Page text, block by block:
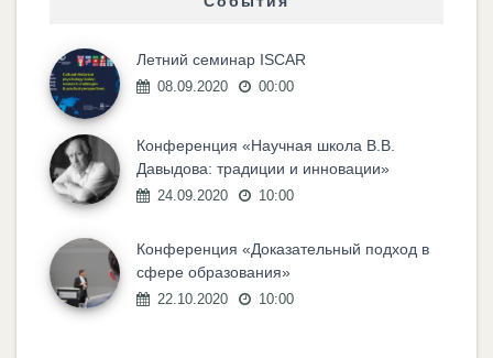
Летний семинар ISCAR
08.09.2020 00:00
Конференция «Научная школа В.В.
Давыдова: традиции и инновации»
24.09.2020 10:00
Конференция «Доказательный подход в
сфере образования»
22.10.2020 10:00